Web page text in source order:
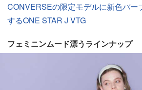
CONVERSEの限定モデルに新色パー
するONE STAR J VTG
フェミニンムード漂うラインナップ